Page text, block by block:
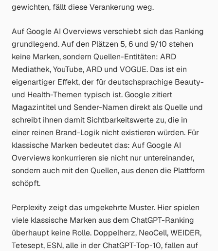
gewichten, fällt diese Verankerung weg.
Auf Google AI Overviews verschiebt sich das Ranking
grundlegend. Auf den Plätzen 5, 6 und 9/10 stehen
keine Marken, sondern Quellen-Entitäten: ARD
Mediathek, YouTube, ARD und VOGUE. Das ist ein
eigenartiger Effekt, der für deutschsprachige Beauty-
und Health-Themen typisch ist. Google zitiert
Magazintitel und Sender-Namen direkt als Quelle und
schreibt ihnen damit Sichtbarkeitswerte zu, die in
einer reinen Brand-Logik nicht existieren würden. Für
klassische Marken bedeutet das: Auf Google AI
Overviews konkurrieren sie nicht nur untereinander,
sondern auch mit den Quellen, aus denen die Plattform
schöpft.
Perplexity zeigt das umgekehrte Muster. Hier spielen
viele klassische Marken aus dem ChatGPT-Ranking
überhaupt keine Rolle. Doppelherz, NeoCell, WEIDER,
Tetesept, ESN, alle in der ChatGPT-Top-10, fallen auf